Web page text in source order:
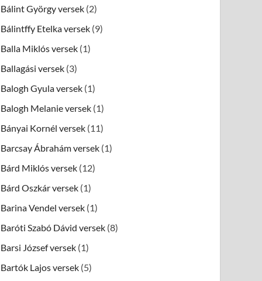
Bálint György versek (2)
Bálintffy Etelka versek (9)
Balla Miklós versek (1)
Ballagási versek (3)
Balogh Gyula versek (1)
Balogh Melanie versek (1)
Bányai Kornél versek (11)
Barcsay Ábrahám versek (1)
Bárd Miklós versek (12)
Bárd Oszkár versek (1)
Barina Vendel versek (1)
Baróti Szabó Dávid versek (8)
Barsi József versek (1)
Bartók Lajos versek (5)